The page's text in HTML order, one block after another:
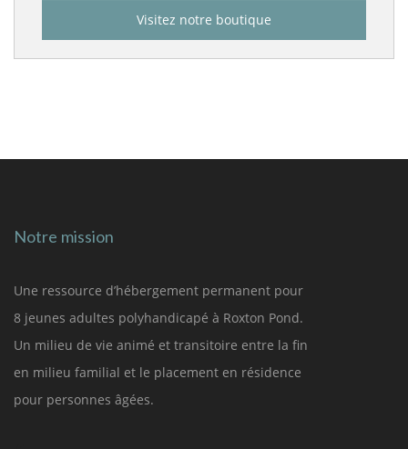
Visitez notre boutique
Notre mission
Une ressource d’hébergement permanent pour
8 jeunes adultes polyhandicapé à Roxton Pond.
Un milieu de vie animé et transitoire entre la fin
en milieu familial et le placement en résidence
pour personnes âgées.